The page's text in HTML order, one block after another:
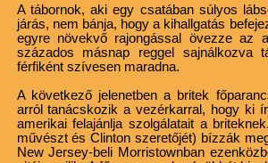
A tábornok, aki egy csatában súlyos
járás, nem bánja, hogy a kihallgatás
egyre növekvő rajongással övezze az
százados másnap reggel sajnálkozva
férfiként szívesen maradna.
A következő jelenetben a britek
arról tanácskozik a vezérkarral, hogy ki
amerikai felajánlja szolgálatait a
művészt és Clinton szeretőjét) bízzák
New Jersey-beli Morristownban